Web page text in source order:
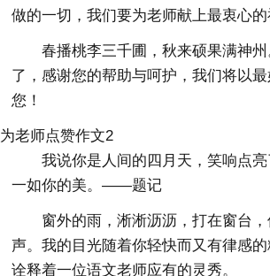
做的一切，我们要为老师献上最衷心的
春播桃李三千圃，秋来硕果满神
了，感谢您的帮助与呵护，我们将以
您！
为老师点赞作文2
我说你是人间的四月天，笑响点
一如你的美。——题记
窗外的雨，淅淅沥沥，打在窗台
声。我的目光随着你轻快而又有律感的
诠释着一位语文老师应有的灵秀。